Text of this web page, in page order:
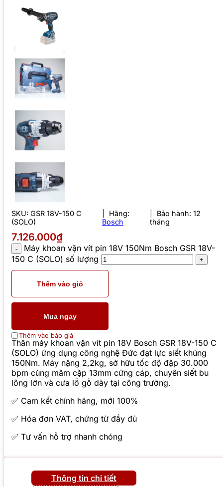
SKU: GSR 18V-150 C
(SOLO)
Hãng:
Bosch
Bảo hành: 12
tháng
7.126.000₫
Máy khoan vặn vít pin 18V 150Nm Bosch GSR 18V-
150 C (SOLO) số lượng
Thêm vào giỏ
Mua ngay
Thêm vào báo giá
Thân máy khoan vặn vít pin 18V Bosch GSR 18V-150 C
(SOLO) ứng dụng công nghệ Đức đạt lực siết khủng
150Nm. Máy nặng 2,2kg, sở hữu tốc độ đập 30.000
bpm cùng mâm cặp 13mm cứng cáp, chuyên siết bu
lông lớn và cưa lỗ gỗ dày tại công trường.
✅ Cam kết chính hãng, mới 100%
✅ Hóa đơn VAT, chứng từ đầy đủ
✅ Tư vấn hỗ trợ nhanh chóng
Thông tin chi tiết